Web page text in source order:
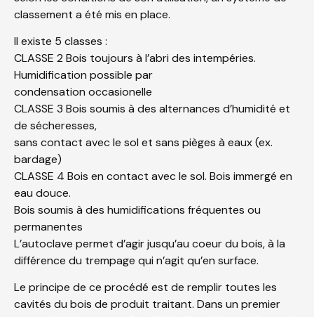
classement a été mis en place.
Il existe 5 classes :
CLASSE 2 Bois toujours à l’abri des intempéries.
Humidification possible par
condensation occasionelle
CLASSE 3 Bois soumis à des alternances d’humidité et
de sécheresses,
sans contact avec le sol et sans pièges à eaux (ex.
bardage)
CLASSE 4 Bois en contact avec le sol. Bois immergé en
eau douce.
Bois soumis à des humidifications fréquentes ou
permanentes
L’autoclave permet d’agir jusqu’au coeur du bois, à la
différence du trempage qui n’agit qu’en surface.
Le principe de ce procédé est de remplir toutes les
cavités du bois de produit traitant. Dans un premier